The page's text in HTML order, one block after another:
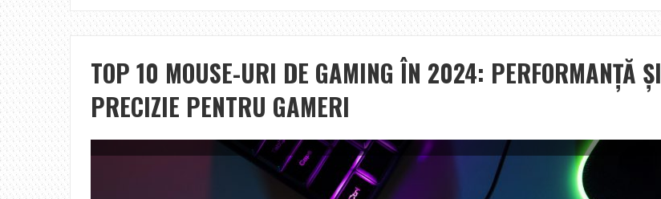
PIELI
PERFECTE:
ESENȚIALE
PENTRU
FIECARE
TOP 10 MOUSE-URI DE GAMING ÎN 2024: PERFORMANȚĂ ȘI
PRECIZIE PENTRU GAMERI